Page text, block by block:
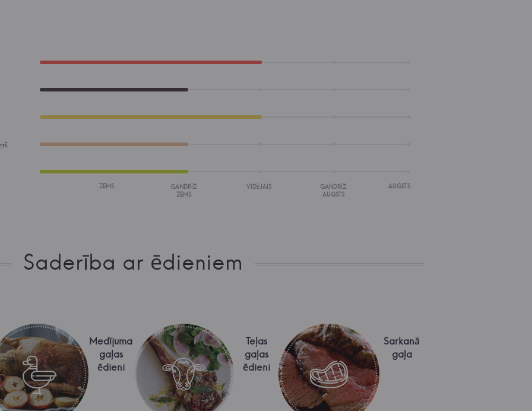
ZEMS
GANDRĪZ
ZEMS
VIDĒJAIS
GANDRĪZ
AUGSTS
AUGSTS
Saderība ar ēdieniem
Medījuma
gaļas
ēdieni
Teļas
gaļas
ēdieni
Sarkanā
gaļa